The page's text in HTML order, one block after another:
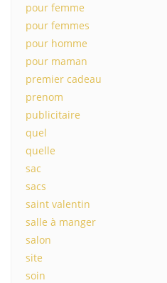
pour femme
pour femmes
pour homme
pour maman
premier cadeau
prenom
publicitaire
quel
quelle
sac
sacs
saint valentin
salle à manger
salon
site
soin